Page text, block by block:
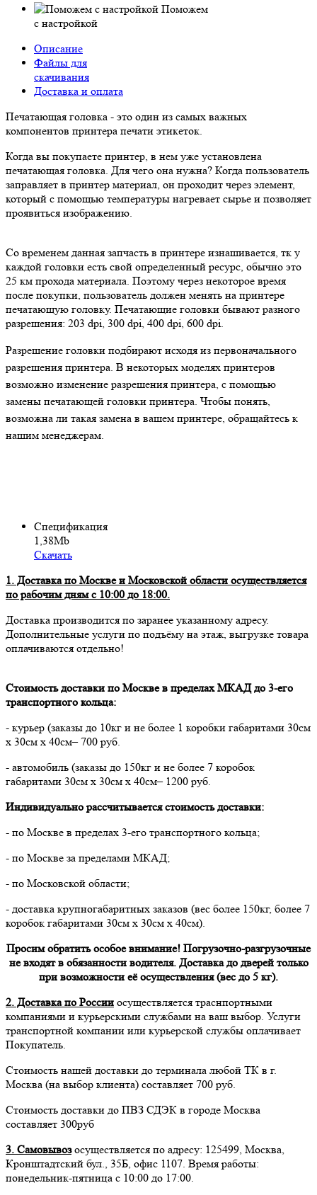
Поможем
с настройкой
Описание
Файлы для
скачивания
Доставка и оплата
Печатающая головка - это один из самых важных
компонентов принтера печати этикеток.
Когда вы покупаете принтер, в нем уже установлена
печатающая головка. Для чего она нужна? Когда пользователь
заправляет в принтер материал, он проходит через элемент,
который с помощью температуры нагревает сырье и позволяет
проявиться изображению.
Со временем данная запчасть в принтере изнашивается, тк у
каждой головки есть свой определенный ресурс, обычно это
25 км прохода материала. Поэтому через некоторое время
после покупки, пользователь должен менять на принтере
печатающую головку. Печатающие головки бывают разного
разрешения: 203 dpi, 300 dpi, 400 dpi, 600 dpi.
Разрешение головки подбирают исходя из первоначального
разрешения принтера. В некоторых моделях принтеров
возможно изменение разрешения принтера, с помощью
замены печатающей головки принтера. Чтобы понять,
возможна ли такая замена в вашем принтере, обращайтесь к
нашим менеджерам.
Спецификация
1,38Mb
Скачать
1. Доставка по Москве и Московской области осуществляется
по рабочим дням с 10:00 до 18:00.
Доставка производится по заранее указанному адресу.
Дополнительные услуги по подъёму на этаж, выгрузке товара
оплачиваются отдельно!
Стоимость доставки по Москве в пределах МКАД до 3-его
транспортного кольца:
- курьер (заказы до 10кг и не более 1 коробки габаритами 30см
х 30см х 40см– 700 руб.
- автомобиль (заказы до 150кг и не более 7 коробок
габаритами 30см х 30см х 40см– 1200 руб.
Индивидуально рассчитывается стоимость доставки:
- по Москве в пределах 3-его транспортного кольца;
- по Москве за пределами МКАД;
- по Московской области;
- доставка крупногабаритных заказов (вес более 150кг, более 7
коробок габаритами 30см х 30см х 40см).
Просим обратить особое внимание! Погрузочно-разгрузочные
не входят в обязанности водителя. Доставка до дверей только
при возможности её осуществления (вес до 5 кг).
2. Доставка по России осуществляется траснпортными
компаниями и курьерскими службами на ваш выбор. Услуги
транспортной компании или курьерской службы оплачивает
Покупатель.
Стоимость нашей доставки до терминала любой ТК в г.
Москва (на выбор клиента) составляет 700 руб.
Стоимость доставки до ПВЗ СДЭК в городе Москва
составляет 300руб
3. Самовывозосуществляется по адресу: 125499, Москва,
Кронштадтский бул., 35Б, офис 1107. Время работы:
понедельник-пятница с 10:00 до 17:00.